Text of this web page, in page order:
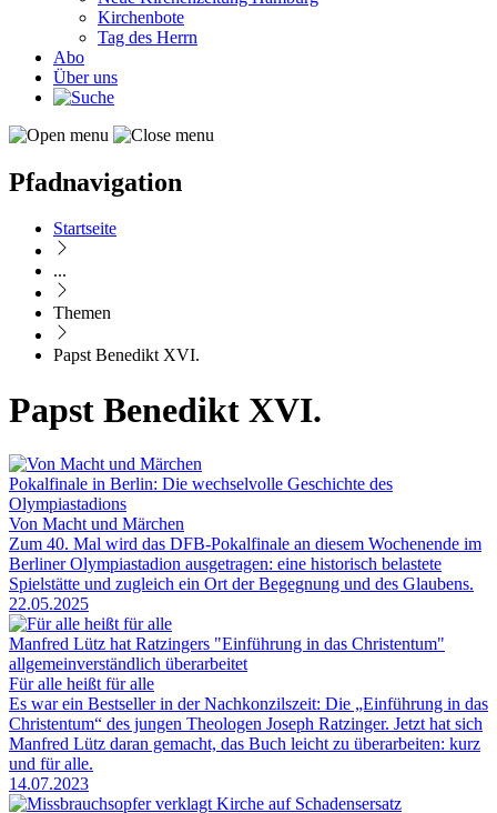
Kirchenbote
Tag des Herrn
Abo
Über uns
Pfadnavigation
Startseite
...
Themen
Papst Benedikt XVI.
Papst Benedikt XVI.
Pokalfinale in Berlin: Die wechselvolle Geschichte des
Olympiastadions
Von Macht und Märchen
Zum 40. Mal wird das DFB-Pokalfinale an diesem Wochenende im
Berliner Olympiastadion ausgetragen: eine historisch belastete
Spielstätte und zugleich ein Ort der Begegnung und des Glaubens.
22.05.2025
Manfred Lütz hat Ratzingers "Einführung in das Christentum"
allgemeinverständlich überarbeitet
Für alle heißt für alle
Es war ein Bestseller in der Nachkonzilszeit: Die „Einführung in das
Christentum“ des jungen Theologen Joseph Ratzinger. Jetzt hat sich
Manfred Lütz daran gemacht, das Buch leicht zu überarbeiten: kurz
und für alle.
14.07.2023